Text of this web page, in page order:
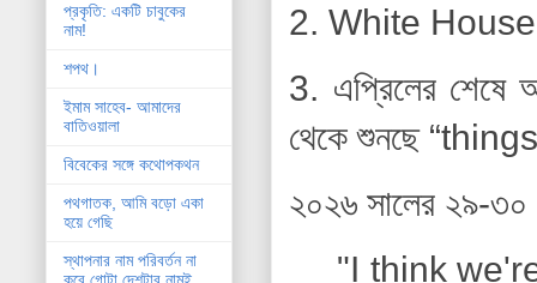
2. White House-
3. এপ্রিলের শেষে
থেকে শুনছে
২০২৬ সালের ২৯-৩০
"I think
প্রকৃতি: একটি চাবুকের
নাম!
শপথ।
ইমাম সাহেব- আমাদের
বাতিওয়ালা
বিবেকের সঙ্গে কথোপকথন
পথগাতক, আমি বড়ো একা
হয়ে গেছি
স্থাপনার নাম পরিবর্তন না